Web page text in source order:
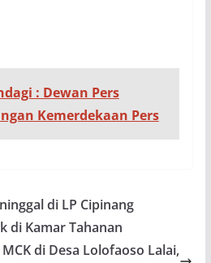
: Dewan Pers
Kemerdekaan Pers
di LP Cipinang
di Kamar Tahanan
di Desa Lolofaoso Lalai,